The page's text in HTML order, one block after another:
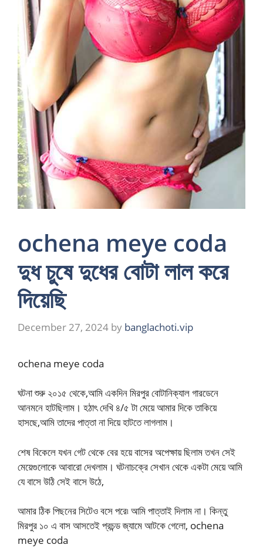
ochena meye coda
দুধ চুষে দুধের বোটা লাল করে
দিয়েছি
December 27, 2024 by banglachoti.vip
ochena meye coda
ঘটনা শুরু ২০১৫ থেকে,আমি একদিন মিরপুর বোটানিক্যাল গারডেনে
আনমনে হাটছিলাম। হঠাৎ দেখি ৪/৫ টা মেয়ে আমার দিকে তাকিয়ে
হাসছে,আমি তাদের পাত্তা না দিয়ে হাটতে লাগলাম।
শেষ বিকেলে যখন গেট থেকে বের হয়ে বাসের অপেক্ষায় ছিলাম তখন সেই
মেয়েগুলোকে আবারো দেখলাম। ঘটনাচক্রে সেখান থেকে একটা মেয়ে আমি
যে বাসে উঠি সেই বাসে উঠে,
আমার ঠিক পিছনের সিটেও বসে পরে৷ আমি পাত্তাই দিলাম না। কিন্তু
মিরপুর ১০ এ বাস আসতেই প্রচন্ড জ্যামে আটকে গেলো, ochena
meye coda